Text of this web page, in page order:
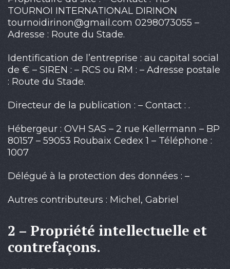
TOURNOI INTERNATIONAL DIRINON
tournoidirinon@gmail.com 0298073055 –
Adresse : Route du Stade.
Identification de l’entreprise : au capital social
de € – SIREN : – RCS ou RM : – Adresse postale
: Route du Stade.
Directeur de la publication : – Contact : .
Hébergeur : OVH SAS – 2 rue Kellermann – BP
80157 – 59053 Roubaix Cedex 1 – Téléphone :
1007
Délégué à la protection des données : –
Autres contributeurs : Michel, Gabriel
2 – Propriété intellectuelle et
contrefaçons.